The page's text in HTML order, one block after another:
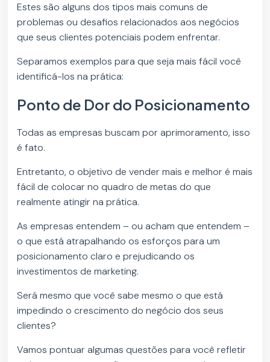
Estes são alguns dos tipos mais comuns de
problemas ou desafios relacionados aos negócios
que seus clientes potenciais podem enfrentar.
Separamos exemplos para que seja mais fácil você
identificá-los na prática:
Ponto de Dor do Posicionamento
Todas as empresas buscam por aprimoramento, isso
é fato.
Entretanto, o objetivo de vender mais e melhor é mais
fácil de colocar no quadro de metas do que
realmente atingir na prática.
As empresas entendem – ou acham que entendem –
o que está atrapalhando os esforços para um
posicionamento claro e prejudicando os
investimentos de marketing.
Será mesmo que você sabe mesmo o que está
impedindo o crescimento do negócio dos seus
clientes?
Vamos pontuar algumas questões para você refletir